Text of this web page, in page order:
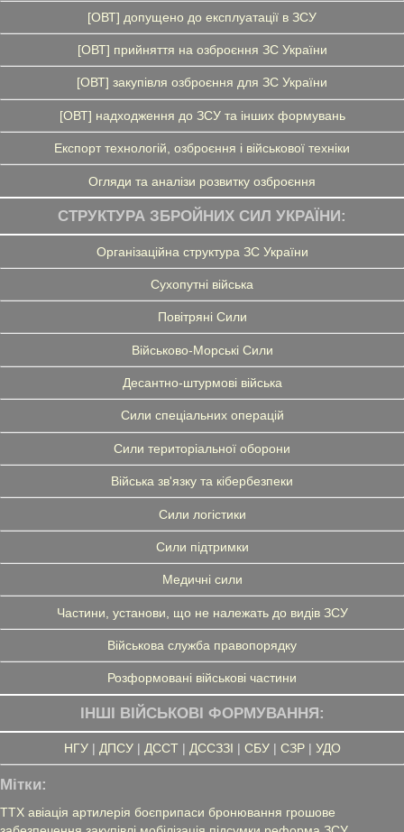
[ОВТ] допущено до експлуатації в ЗСУ
[ОВТ] прийняття на озброєння ЗС України
[ОВТ] закупівля озброєння для ЗС України
[ОВТ] надходження до ЗСУ та інших формувань
Експорт технологій, озброєння і військової техніки
Огляди та аналізи розвитку озброєння
СТРУКТУРА ЗБРОЙНИХ СИЛ УКРАЇНИ:
Організаційна структура ЗС України
Сухопутні війська
Повітряні Сили
Військово-Морські Сили
Десантно-штурмові війська
Сили спеціальних операцій
Сили територіальної оборони
Війська зв'язку та кібербезпеки
Сили логістики
Сили підтримки
Медичні сили
Частини, установи, що не належать до видів ЗСУ
Військова служба правопорядку
Розформовані військові частини
ІНШІ ВІЙСЬКОВІ ФОРМУВАННЯ:
НГУ| ДПСУ| ДССТ| ДССЗЗІ | СБУ| СЗР| УДО
Мітки:
ТТХ авіація артилерія боєприпаси бронювання грошове